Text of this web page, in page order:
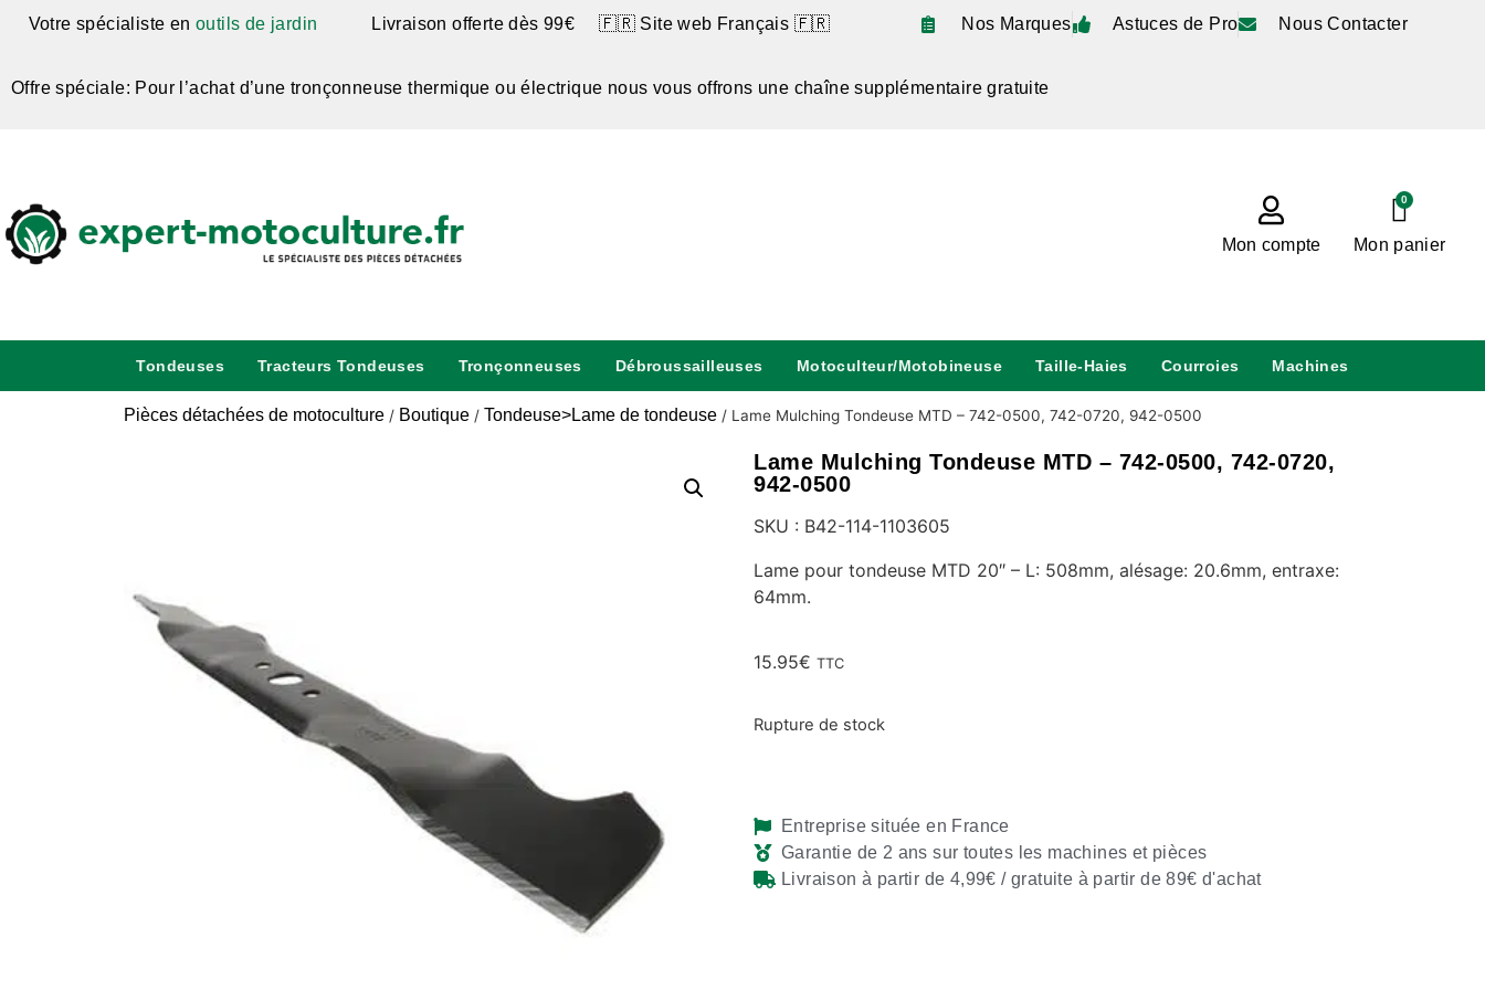
Votre spécialiste en outils de jardin Livraison offerte dès 99€ 🇫🇷 Site web Français 🇫🇷 Nos Marques Astuces de Pro Nous Contacter
Offre spéciale: Pour l’achat d’une tronçonneuse thermique ou électrique nous vous offrons une chaîne supplémentaire gratuite
Mon compte
0
Mon panier
Tondeuses Tracteurs Tondeuses Tronçonneuses Débroussailleuses Motoculteur/Motobineuse Taille-Haies Courroies Machines
Pièces détachées de motoculture / Boutique / Tondeuse>Lame de tondeuse / Lame Mulching Tondeuse MTD – 742-0500, 742-0720, 942-0500
Lame Mulching Tondeuse MTD – 742-0500, 742-0720,
942-0500
SKU : B42-114-1103605
Lame pour tondeuse MTD 20″ – L: 508mm, alésage: 20.6mm, entraxe:
64mm.
15.95€ TTC
Rupture de stock
Entreprise située en France
Garantie de 2 ans sur toutes les machines et pièces
Livraison à partir de 4,99€ / gratuite à partir de 89€ d'achat